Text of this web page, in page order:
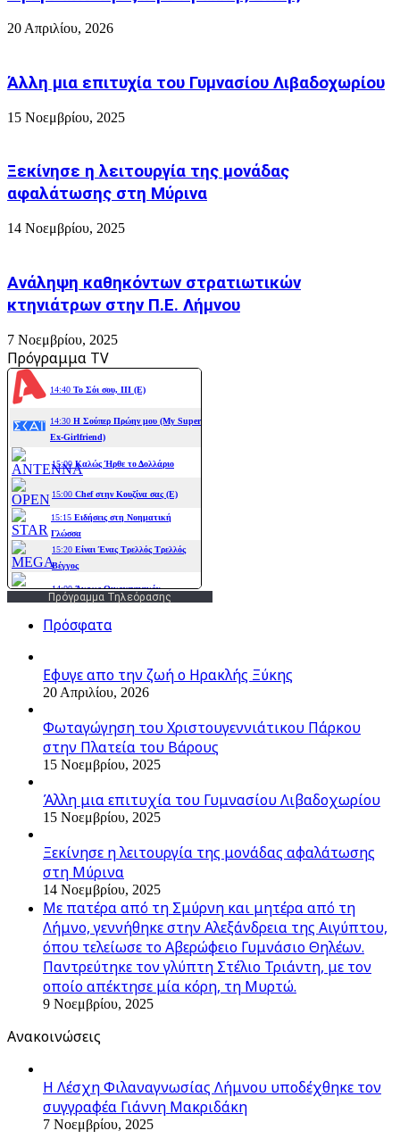
20 Απριλίου, 2026
Άλλη μια επιτυχία του Γυμνασίου Λιβαδοχωρίου
15 Νοεμβρίου, 2025
Ξεκίνησε η λειτουργία της μονάδας
αφαλάτωσης στη Μύρινα
14 Νοεμβρίου, 2025
Ανάληψη καθηκόντων στρατιωτικών
κτηνιάτρων στην Π.Ε. Λήμνου
7 Νοεμβρίου, 2025
Πρόγραμμα TV
Πρόγραμμα Τηλεόρασης
Πρόσφατα
Εφυγε απο την ζωή o Ηρακλής Ξύκης
20 Απριλίου, 2026
Φωταγώγηση του Χριστουγεννιάτικου Πάρκου
στην Πλατεία του Βάρους
15 Νοεμβρίου, 2025
Άλλη μια επιτυχία του Γυμνασίου Λιβαδοχωρίου
15 Νοεμβρίου, 2025
Ξεκίνησε η λειτουργία της μονάδας αφαλάτωσης
στη Μύρινα
14 Νοεμβρίου, 2025
Με πατέρα από τη Σμύρνη και μητέρα από τη
Λήμνο, γεννήθηκε στην Αλεξάνδρεια της Αιγύπτου,
όπου τελείωσε το Αβερώφειο Γυμνάσιο Θηλέων.
Παντρεύτηκε τον γλύπτη Στέλιο Τριάντη, με τον
οποίο απέκτησε μία κόρη, τη Μυρτώ.
9 Νοεμβρίου, 2025
Ανακοινώσεις
Η Λέσχη Φιλαναγνωσίας Λήμνου υποδέχθηκε τον
συγγραφέα Γιάννη Μακριδάκη
7 Νοεμβρίου, 2025